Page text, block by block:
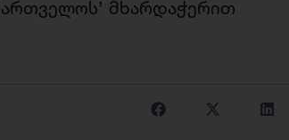
მხარდაჭერით